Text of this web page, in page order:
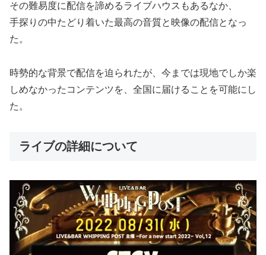
その難易度に配信を諦めるライブハウスもあるなか、
手探りの中たどり着いた最高の音質と映像の配信となっ
た。
時勢的な背景で配信を迫られたが、今までは現地でしか楽
しめなかったコンテンツを、全国に届けることを可能にし
た。
ライブの詳細について